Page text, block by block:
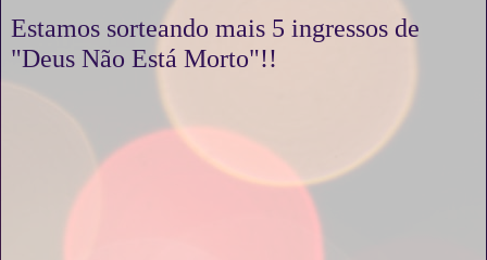
Estamos sorteando mais 5 ingressos de
"Deus Não Está Morto"!!